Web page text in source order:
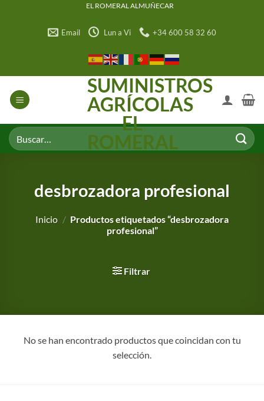
EL ROMERAL ALMUÑECAR
Email Lun a Vi +34 600 58 32 60
SUMINISTROS
AGRÍCOLAS
EL
ROMERAL
Buscar
por:
desbrozadora profesional
Inicio / Productos etiquetados “desbrozadora
profesional”
Filtrar
No se han encontrado productos que coincidan con tu
selección.